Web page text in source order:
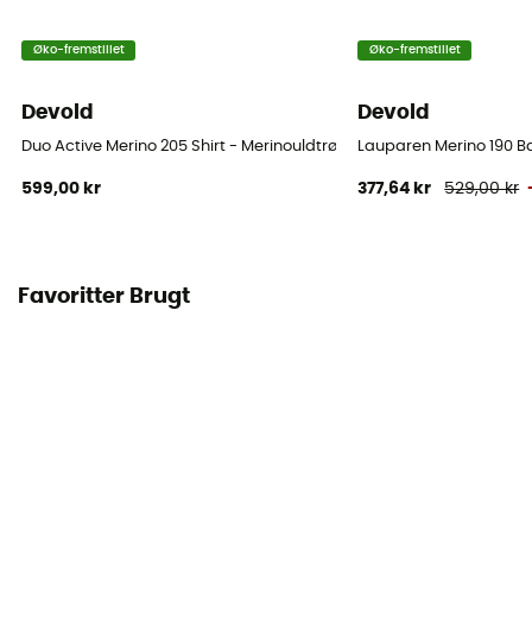
Øko-fremstillet
Devold
Duo Active Merino 205 Shirt - Merinouldtrøj - Damer
599,00 kr
Øko-fremstillet
Devold
Lauparen Merino 190
377,64 kr 529,00 kr
Favoritter Brugt